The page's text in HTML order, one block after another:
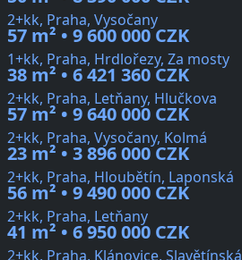
2+kk, Praha, Vysočany
57 m² • 9 600 000 CZK
1+kk, Praha, Hrdlořezy, Za mosty
38 m² • 6 421 360 CZK
2+kk, Praha, Letňany, Hlučkova
57 m² • 9 640 000 CZK
2+kk, Praha, Vysočany, Kolmá
23 m² • 3 896 000 CZK
2+kk, Praha, Hloubětín, Laponská
56 m² • 9 490 000 CZK
2+kk, Praha, Letňany
41 m² • 6 950 000 CZK
2+kk, Praha, Klánovice, Slavětínská